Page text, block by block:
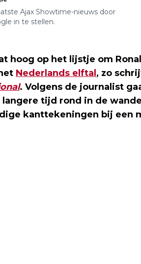
Ajax Showtime-nieuws door
in te stellen.
hoog op het lijstje om
Nederlands elftal , zo
. Volgens de journalist
tijd rond in de
kanttekeningen bij een